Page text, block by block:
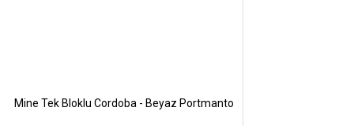
Mine Tek Bloklu Cordoba - Beyaz Portmanto